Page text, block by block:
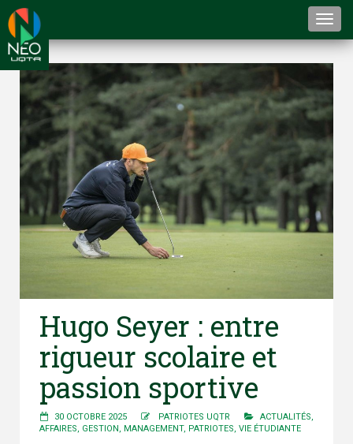
Hugo Seyer : entre
rigueur scolaire et
passion sportive
30 OCTOBRE 2025 PATRIOTES UQTR ACTUALITÉS
AFFAIRES
GESTION MANAGEMENT, PATRIOTES VIE ÉTUDIANTE